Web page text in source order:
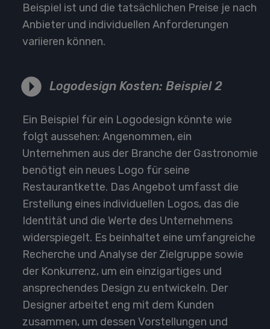
Beispiel ist und die tatsächlichen Preise je nach
Anbieter und individuellen Anforderungen
variieren können.
Logodesign Kosten: Beispiel 2
Ein Beispiel für ein Logodesign könnte wie
folgt aussehen: Angenommen, ein
Unternehmen aus der Branche der Gastronomie
benötigt ein neues Logo für seine
Restaurantkette. Das Angebot umfasst die
Erstellung eines individuellen Logos, das die
Identität und die Werte des Unternehmens
widerspiegelt. Es beinhaltet eine umfangreiche
Recherche und Analyse der Zielgruppe sowie
der Konkurrenz, um ein einzigartiges und
ansprechendes Design zu entwickeln. Der
Designer arbeitet eng mit dem Kunden
zusammen, um dessen Vorstellungen und